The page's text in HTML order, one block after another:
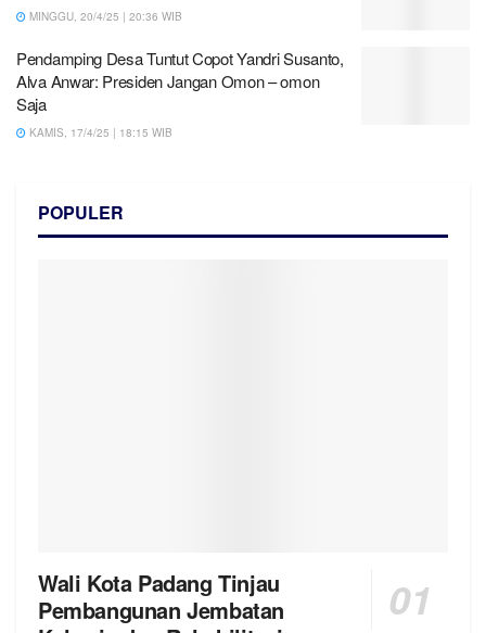
MINGGU, 20/4/25 | 20:36 WIB
Pendamping Desa Tuntut Copot Yandri Susanto,
Alva Anwar: Presiden Jangan Omon – omon
Saja
KAMIS, 17/4/25 | 18:15 WIB
POPULER
Wali Kota Padang Tinjau
Pembangunan Jembatan